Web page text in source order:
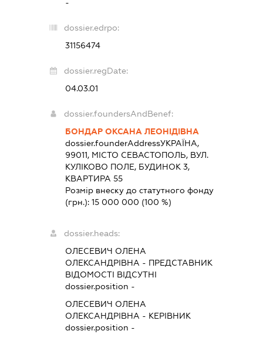
-
dossier.edrpo:
31156474
dossier.regDate:
04.03.01
dossier.foundersAndBenef:
БОНДАР ОКСАНА ЛЕОНІДІВНА
dossier.founderAddressУКРАЇНА,
99011, МІСТО СЕВАСТОПОЛЬ, ВУЛ.
КУЛІКОВО ПОЛЕ, БУДИНОК 3,
КВАРТИРА 55
Розмір внеску до статутного фонду
(грн.): 15 000 000 (100 %)
dossier.heads:
ОЛЕСЕВИЧ ОЛЕНА
ОЛЕКСАНДРІВНА - ПРЕДСТАВНИК
ВІДОМОСТІ ВІДСУТНІ
dossier.position -
ОЛЕСЕВИЧ ОЛЕНА
ОЛЕКСАНДРІВНА - КЕРІВНИК
dossier.position -